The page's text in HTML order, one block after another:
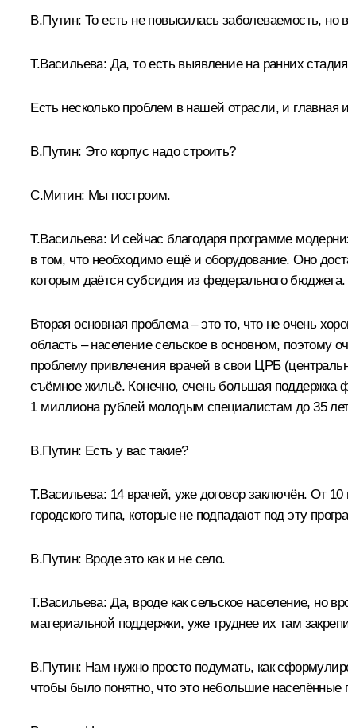
В.Путин: То есть не повысилась заболеваемость, но
Т.Васильева: Да, то есть выявление на ранних
Есть несколько проблем в нашей отрасли, и главная
В.Путин: Это корпус надо строить?
С.Митин: Мы построим.
Т.Васильева: И сейчас благодаря программе
в том, что необходимо ещё и оборудование. Оно
которым даётся субсидия из федерального
Вторая основная проблема – это то, что не очень
область – население сельское в основном,
проблему привлечения врачей в свои ЦРБ
съёмное жильё. Конечно, очень большая поддержка
1 миллиона рублей молодым специалистам до 35
В.Путин: Есть у вас такие?
Т.Васильева: 14 врачей, уже договор заключён. От
городского типа, которые не подпадают под эту
В.Путин: Вроде это как и не село.
Т.Васильева: Да, вроде как сельское население, но
материальной поддержки, уже труднее их там
В.Путин: Нам нужно просто подумать, как
чтобы было понятно, что это небольшие